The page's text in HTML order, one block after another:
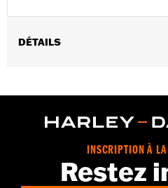
DÉTAILS
Collection:Willie G Skull
GARANTIE:Garantie limitée de 2
pour plus de
Shop To Be:Cool
Importé
INSCRIPTION À LA
Restez